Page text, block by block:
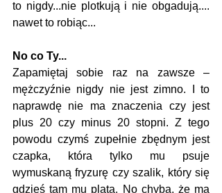
to nigdy...nie plotkują i nie obgadują....
nawet to robiąc...
No co Ty...
Zapamiętaj sobie raz na zawsze –
mężczyźnie nigdy nie jest zimno. I to
naprawdę nie ma znaczenia czy jest
plus 20 czy minus 20 stopni. Z tego
powodu czymś zupełnie zbędnym jest
czapka, która tylko mu psuje
wymuskaną fryzurę czy szalik, który się
gdzieś tam mu pląta. No chyba, że ma